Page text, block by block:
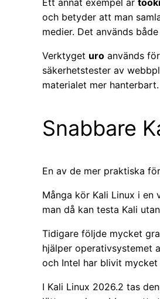
och betyder att man
medier. Det används
Verktyget uro används
säkerhetstester av
materialet mer hanterbart.
Snabbare
En av de mer praktiska
Många kör Kali Linux i
man då kan testa Kali
Tidigare följde mycket
hjälper operativsystemet
och Intel har blivit
I Kali Linux 2026.2 tas